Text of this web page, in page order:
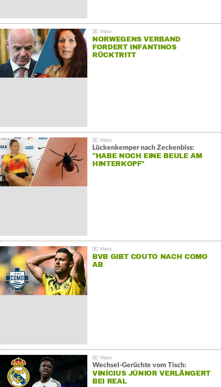
NORWEGENS VERBAND
FORDERT INFANTINOS
RÜCKTRITT
Lückenkemper nach Zeckenbiss:
"HABE NOCH EINE BEULE AM
HINTERKOPF"
BVB GIBT COUTO NACH COMO
AB
Wechsel-Gerüchte vom Tisch:
VINÍCIUS JÚNIOR VERLÄNGERT
BEI REAL